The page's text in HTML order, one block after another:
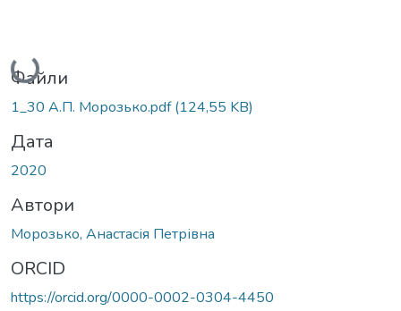
Вантажиться...
Файли
1_30 А.П. Морозько.pdf(124,55 KB)
Дата
2020
Автори
Морозько, Анастасія Петрівна
ORCID
https://orcid.org/0000-0002-0304-4450